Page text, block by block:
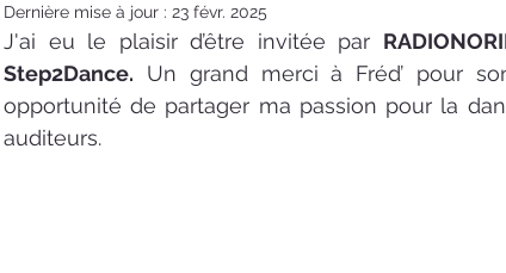
Dernière mise à jour : 23 févr. 2025
J'ai eu le plaisir d’être invitée par
Step2Dance. Un grand merci à Fréd’ pour
opportunité de partager ma passion pour la
auditeurs.